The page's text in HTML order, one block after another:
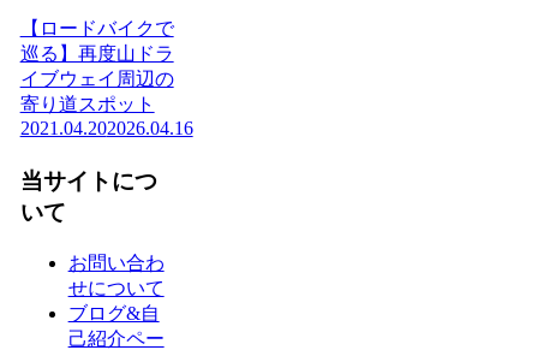
【ロードバイクで
巡る】再度山ドラ
イブウェイ周辺の
寄り道スポット
2021.04.202026.04.16
当サイトにつ
いて
お問い合わ
せについて
ブログ&自
己紹介ペー